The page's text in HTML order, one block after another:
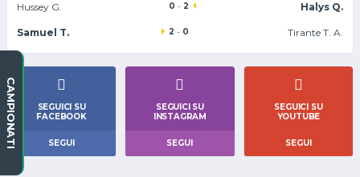
Hussey G. 0 - 2 Halys Q.
Samuel T. 2 - 0 Tirante T. A.
SEGUICI SU
FACEBOOK
SEGUI
SEGUICI SU
INSTAGRAM
SEGUI
SEGUICI SU
YOUTUBE
SEGUI
CAMPIONATI